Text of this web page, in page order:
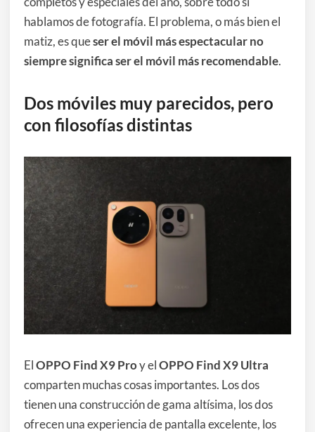
hablamos de fotografía. El problema, o más bien el
matiz, es queser el móvil más espectacular no
siempre significa ser el móvil más recomendable.
Dos móviles muy parecidos, pero
con filosofías distintas
ElOPPO Find X9 Proy elOPPO Find X9 Ultra
comparten muchas cosas importantes. Los dos
tienen una construcción de gama altísima, los dos
ofrecen una experiencia de pantalla excelente, los